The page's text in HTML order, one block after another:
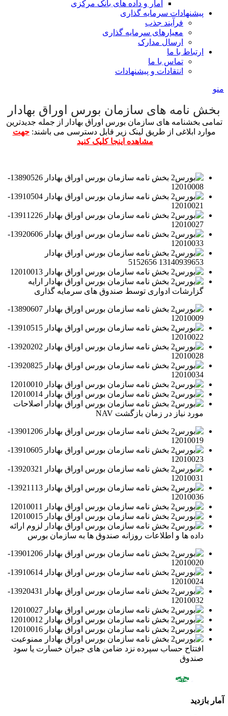
آمار و داده های بانک مرکزی
پیشنهادات سرمایه گذاری
فرآیند جذب
معیارهای سرمایه گذاری
ارسال مدارک
ارتباط با ما
تماس با ما
انتقادات و پیشنهادات
منو
بخش نامه های سازمان بورس اوراق بهادار
تمامی بخشنامه های سازمان بورس اوراق بهادار از جمله جدیدترین
موارد ابلاغی از طریق لینک زیر قابل دسترسی می باشند:جهت
مشاهده اینجا کلیک کنید
بخش نامه سازمان بورس اوراق بهادار 13890526-
12010008
بخش نامه سازمان بورس اوراق بهادار 13910504-
12010021
بخش نامه سازمان بورس اوراق بهادار 13911226-
12010027
بخش نامه سازمان بورس اوراق بهادار 13920606-
12010033
بخش نامه سازمان بورس اوراق بهادار
13140939653 5152656
بخش نامه سازمان بورس اوراق بهادار 12010013
بخش نامه سازمان بورس اوراق بهادار ارایه
گزارشات ادواری توسط صندوق های سرمایه گذاری
بخش نامه سازمان بورس اوراق بهادار 13890607-
12010009
بخش نامه سازمان بورس اوراق بهادار 13910515-
12010022
بخش نامه سازمان بورس اوراق بهادار 13920202-
12010028
بخش نامه سازمان بورس اوراق بهادار 13920825-
12010034
بخش نامه سازمان بورس اوراق بهادار 12010010
بخش نامه سازمان بورس اوراق بهادار 12010014
بخش نامه سازمان بورس اوراق بهادار اصلاحات
مورد نیاز در زمان بازگشت NAV
بخش نامه سازمان بورس اوراق بهادار 13901206-
12010019
بخش نامه سازمان بورس اوراق بهادار 13910605-
12010023
بخش نامه سازمان بورس اوراق بهادار 13920321-
12010031
بخش نامه سازمان بورس اوراق بهادار 13921113-
12010036
بخش نامه سازمان بورس اوراق بهادار 12010011
بخش نامه سازمان بورس اوراق بهادار 12010015
بخش نامه سازمان بورس اوراق بهادار لزوم ارائه
داده ها و اطلاعات روزانه صندوق ها به سازمان بورس
بخش نامه سازمان بورس اوراق بهادار 13901206-
12010020
بخش نامه سازمان بورس اوراق بهادار 13910614-
12010024
بخش نامه سازمان بورس اوراق بهادار 13920431-
12010032
بخش نامه سازمان بورس اوراق بهادار 12010027
بخش نامه سازمان بورس اوراق بهادار 12010012
بخش نامه سازمان بورس اوراق بهادار 12010016
بخش نامه سازمان بورس اوراق بهادار ممنوعیت
افتتاح حساب سپرده نزد ضامن های جبران خسارت یا سود
صندوق
آمار بازدید